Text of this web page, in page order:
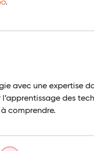
.
avec une expertise
l’apprentissage des
comprendre.